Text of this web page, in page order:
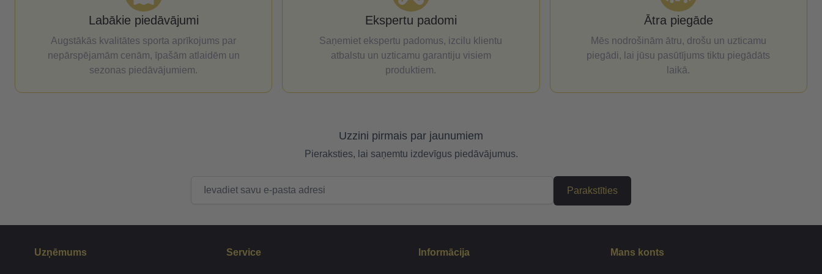
Labākie piedāvājumi
Augstākās kvalitātes sporta aprīkojums par
nepārspējamām cenām, īpašām atlaidēm un
sezonas piedāvājumiem.
Ekspertu padomi
Saņemiet ekspertu padomus, izcilu klientu
atbalstu un uzticamu garantiju visiem
produktiem.
Ātra piegāde
Mēs nodrošinām ātru, drošu un uzticamu
piegādi, lai jūsu pasūtījums tiktu piegādāts
laikā.
Uzzini pirmais par jaunumiem
Pieraksties, lai saņemtu izdevīgus piedāvājumus.
Parakstīties
Uzņēmums Service Informācija Mans konts